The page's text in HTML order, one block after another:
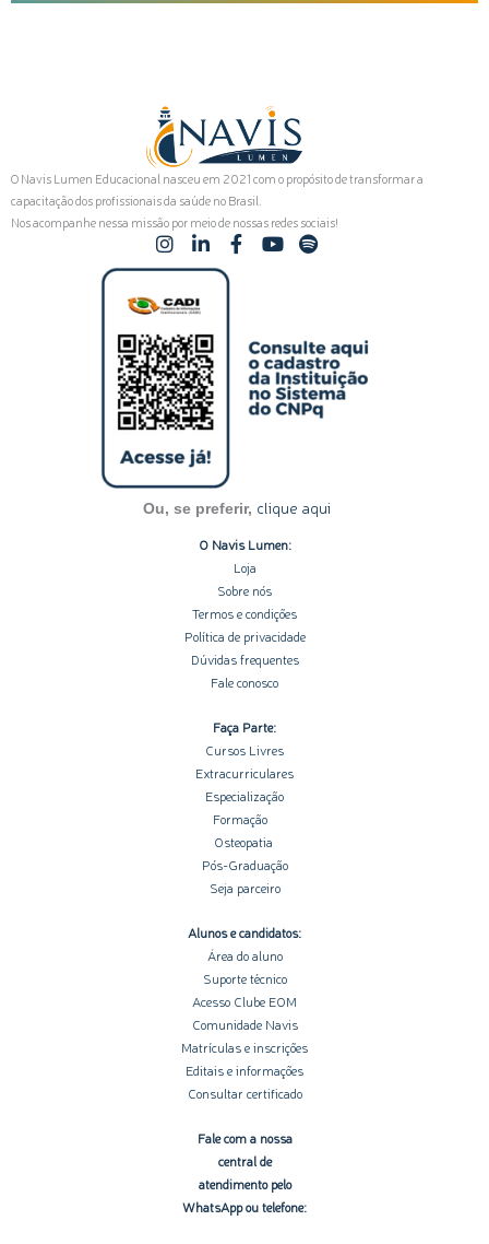
O Navis Lumen Educacional nasceu em 2021 com o propósito de transformar a
capacitação dos profissionais da saúde no Brasil.
Nos acompanhe nessa missão por meio de nossas redes sociais!
I
n
t
a
g
r
a
m
L
i
k
e
d
i
n
-
i
n
F
a
Y
b
e
S
p
f
y
Ou, se preferir, clique aqui
O Navis Lumen:
Loja
Sobre nós
Termos e condições
Política de privacidade
Dúvidas frequentes
Fale conosco
Faça Parte:
Cursos Livres
Extracurriculares
Especialização
Formação
Osteopatia
Pós-Graduação
Seja parceiro
Alunos e candidatos:
Área do aluno
Suporte técnico
Acesso Clube EOM
Comunidade Navis
Matrículas e inscrições
Editais e informações
Consultar certificado
Fale com a nossa
central de
atendimento pelo
WhatsApp ou telefone: